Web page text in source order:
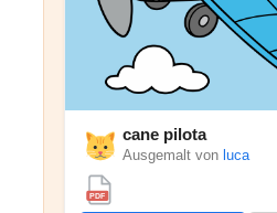
cane pilota
Ausgemalt von luca
PDF